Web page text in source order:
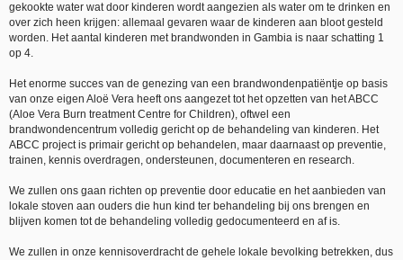
gekookte water wat door kinderen wordt aangezien als water om te drinken en
over zich heen krijgen: allemaal gevaren waar de kinderen aan bloot gesteld
worden. Het aantal kinderen met brandwonden in Gambia is naar schatting 1
op 4.
Het enorme succes van de genezing van een brandwondenpatiëntje op basis
van onze eigen Aloë Vera heeft ons aangezet tot het opzetten van het ABCC
(Aloe Vera Burn treatment Centre for Children), oftwel een
brandwondencentrum volledig gericht op de behandeling van kinderen. Het
ABCC project is primair gericht op behandelen, maar daarnaast op preventie,
trainen, kennis overdragen, ondersteunen, documenteren en research.
We zullen ons gaan richten op preventie door educatie en het aanbieden van
lokale stoven aan ouders die hun kind ter behandeling bij ons brengen en
blijven komen tot de behandeling volledig gedocumenteerd en af is.
We zullen in onze kennisoverdracht de gehele lokale bevolking betrekken, dus